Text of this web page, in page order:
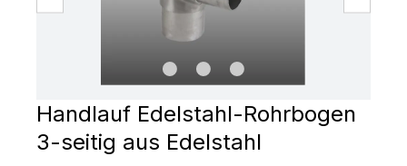
Handlauf Edelstahl-Rohrbogen
3-seitig aus Edelstahl